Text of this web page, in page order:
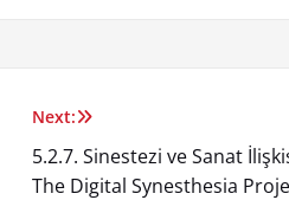
Next:
5.2.7. Sinestezi ve Sanat
The Digital Synesthesia